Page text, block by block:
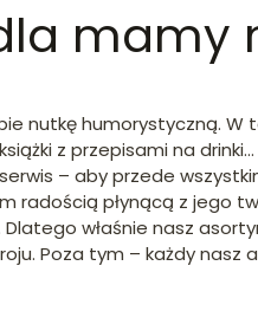
mamy
nutkę humorystyczną.
z przepisami na
– aby przede
radością płynącą z
właśnie nasz
Poza tym – każdy nasz